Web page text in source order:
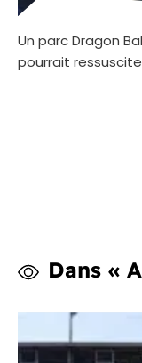
Un parc Dragon
pourrait
Dans «